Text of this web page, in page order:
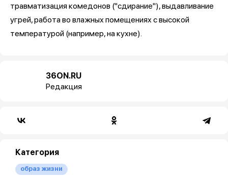
травматизация комедонов ("сдирание"), выдавливание
угрей, работа во влажных помещениях с высокой
температурой (например, на кухне).
36ON.RU
Редакция
Категория
образ жизни